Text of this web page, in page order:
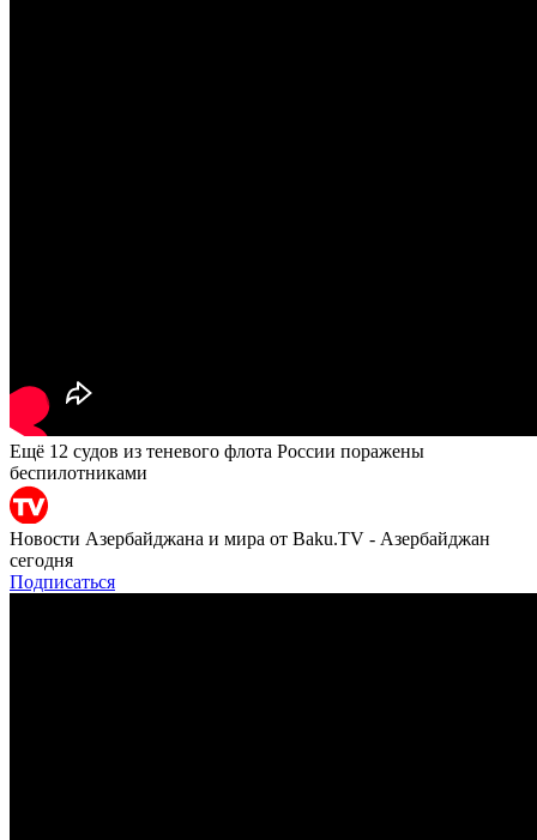
Ещё 12 судов из теневого флота России поражены
беспилотниками
Новости Азербайджана и мира от Baku.TV - Азербайджан
сегодня
Подписаться